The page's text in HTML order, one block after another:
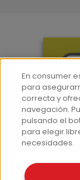
En
para
correcta y
navegación.
pulsando el
para elegir
necesidades.